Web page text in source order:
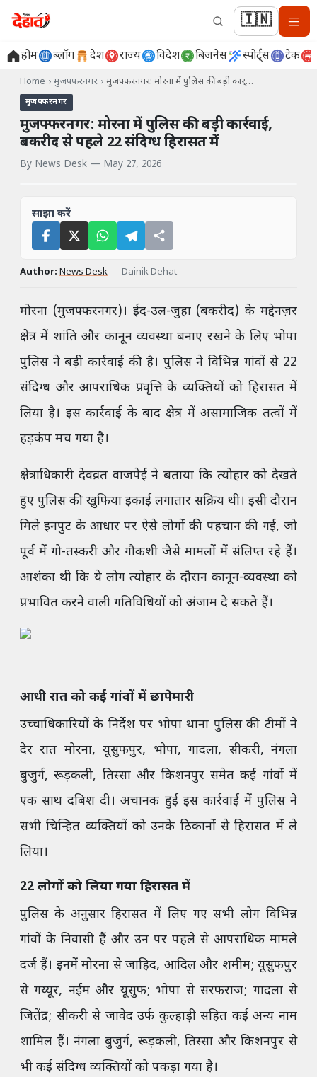
🇮🇳
होम ब्लॉग देश राज्य विदेश बिजनेस स्पोर्ट्स टेक
Home › मुजफ्फरनगर › मुजफ्फरनगर: मोरना में पुलिस की बड़ी कार्…
मुजफ्फरनगर
मुजफ्फरनगर: मोरना में पुलिस की बड़ी कार्रवाई,
बकरीद से पहले 22 संदिग्ध हिरासत में
By News Desk — May 27, 2026
साझा करें
Author: News Desk — Dainik Dehat
मोरना (मुजफ्फरनगर)। ईद-उल-जुहा (बकरीद) के मद्देनज़र
क्षेत्र में शांति और कानून व्यवस्था बनाए रखने के लिए भोपा
पुलिस ने बड़ी कार्रवाई की है। पुलिस ने विभिन्न गांवों से 22
संदिग्ध और आपराधिक प्रवृत्ति के व्यक्तियों को हिरासत में
लिया है। इस कार्रवाई के बाद क्षेत्र में असामाजिक तत्वों में
हड़कंप मच गया है।
क्षेत्राधिकारी देवव्रत वाजपेई ने बताया कि त्योहार को देखते
हुए पुलिस की खुफिया इकाई लगातार सक्रिय थी। इसी दौरान
मिले इनपुट के आधार पर ऐसे लोगों की पहचान की गई, जो
पूर्व में गो-तस्करी और गौकशी जैसे मामलों में संलिप्त रहे हैं।
आशंका थी कि ये लोग त्योहार के दौरान कानून-व्यवस्था को
प्रभावित करने वाली गतिविधियों को अंजाम दे सकते हैं।
आधी रात को कई गांवों में छापेमारी
उच्चाधिकारियों के निर्देश पर भोपा थाना पुलिस की टीमों ने
देर रात मोरना, यूसुफपुर, भोपा, गादला, सीकरी, नंगला
बुजुर्ग, रूड़कली, तिस्सा और किशनपुर समेत कई गांवों में
एक साथ दबिश दी। अचानक हुई इस कार्रवाई में पुलिस ने
सभी चिन्हित व्यक्तियों को उनके ठिकानों से हिरासत में ले
लिया।
22 लोगों को लिया गया हिरासत में
पुलिस के अनुसार हिरासत में लिए गए सभी लोग विभिन्न
गांवों के निवासी हैं और उन पर पहले से आपराधिक मामले
दर्ज हैं। इनमें मोरना से जाहिद, आदिल और शमीम; यूसुफपुर
से गय्यूर, नईम और यूसुफ; भोपा से सरफराज; गादला से
जितेंद्र; सीकरी से जावेद उर्फ कुल्हाड़ी सहित कई अन्य नाम
शामिल हैं। नंगला बुजुर्ग, रूड़कली, तिस्सा और किशनपुर से
भी कई संदिग्ध व्यक्तियों को पकड़ा गया है।